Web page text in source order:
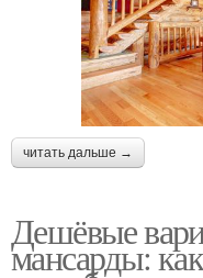
читать дальше →
Дешёвые
мансарды: